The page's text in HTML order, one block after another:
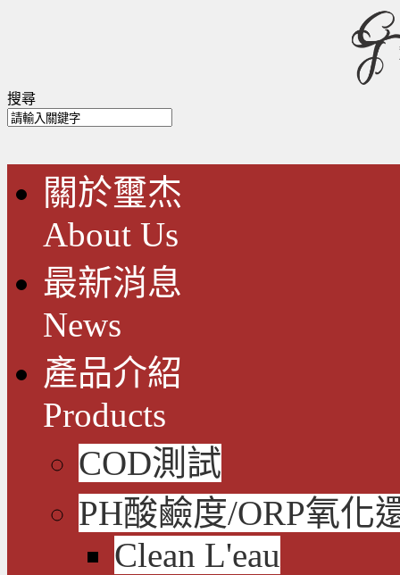
搜尋
關於璽杰
About Us
最新消息
News
產品介紹
Products
COD測試
PH酸鹼度/ORP氧化
Clean L'eau